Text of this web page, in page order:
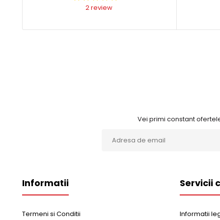
2 review
Vei primi constant
Informatii
Termeni si Conditii
Servicii
Informatii